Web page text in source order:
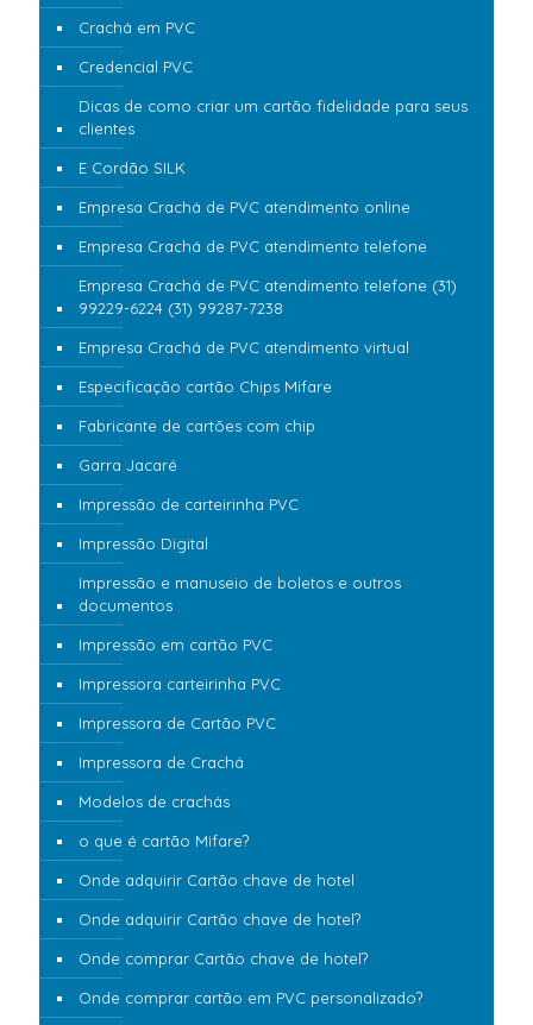
Crachá em PVC
Credencial PVC
Dicas de como criar um cartão fidelidade para seus
clientes
E Cordão SILK
Empresa Crachá de PVC atendimento online
Empresa Crachá de PVC atendimento telefone
Empresa Crachá de PVC atendimento telefone (31)
99229-6224 (31) 99287-7238
Empresa Crachá de PVC atendimento virtual
Especificação cartão Chips Mifare
Fabricante de cartões com chip
Garra Jacaré
Impressão de carteirinha PVC
Impressão Digital
Impressão e manuseio de boletos e outros
documentos
Impressão em cartão PVC
Impressora carteirinha PVC
Impressora de Cartão PVC
Impressora de Crachá
Modelos de crachás
o que é cartão Mifare?
Onde adquirir Cartão chave de hotel
Onde adquirir Cartão chave de hotel?
Onde comprar Cartão chave de hotel?
Onde comprar cartão em PVC personalizado?